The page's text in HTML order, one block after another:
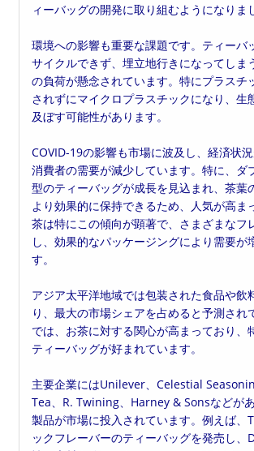
ィーバッグの開発に取り組むようになりま
環境への影響も重要な課題です。ティーバ
サイクルできず、埋立地行きになってしま
の負荷が懸念されています。特にプラスチ
されずにマイクロプラスチックになり、生
及ぼす可能性があります。
COVID-19の影響も市場に波及し、経済状
消費者の需要が減少しています。特に、ダ
型のティーバッグが成長を見込まれ、茶葉
より効果的に保持できるため、人気が高ま
茶は特にこの傾向が顕著で、さまざまなフ
し、効果的なパッケージングにより需要が
す。
アジア太平洋地域では包装された食品や飲
り、最大の市場シェアを占めると予測され
では、お茶に対する関心が高まっており、
ティーバッグが好まれています。
主要企業にはUnilever、Celestial
Tea、R. Twining、Harney & Sonsなどが
製品が市場に投入されています。例えば、
ックフレーバーのティーバッグを発売し